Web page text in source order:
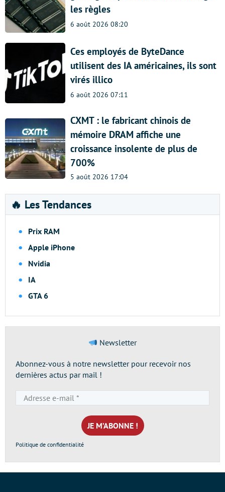
les règles
6 août 2026 08:20
Ces employés de ByteDance
utilisent des IA américaines, ils sont
virés illico
6 août 2026 07:11
CXMT : le fabricant chinois de
mémoire DRAM affiche une
croissance insolente de plus de
700%
5 août 2026 17:04
🔥 Les Tendances
Prix RAM
Apple iPhone
Nvidia
IA
GTA 6
Newsletter
Abonnez-vous à notre newsletter pour recevoir nos
dernières actus par mail !
e-
mail
*
Politique de confidentialité